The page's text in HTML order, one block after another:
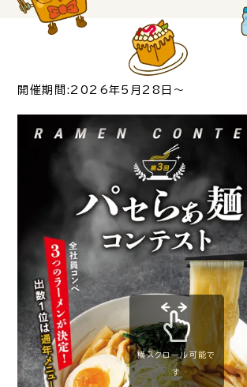
開催期間:2026年5月28日～
横スクロール可能で
す